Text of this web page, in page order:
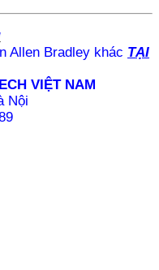
Allen Bradley khác TẠI
VIỆT NAM
Nội